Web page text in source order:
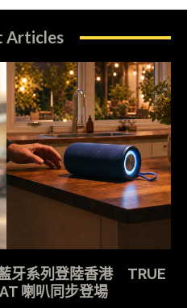
Articles
牙系列登陸香港 TRUE
喇叭同步登場